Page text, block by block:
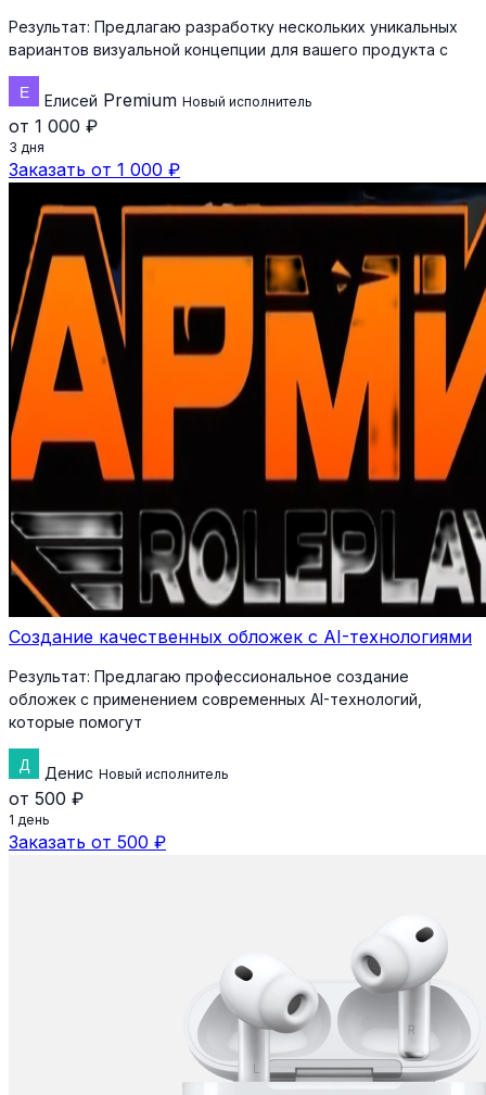
Результат: Предлагаю разработку нескольких уникальных
вариантов визуальной концепции для вашего продукта с
Елисей Premium Новый исполнитель
от 1 000 ₽
3 дня
Заказать от 1 000 ₽
Создание качественных обложек с AI-технологиями
Результат: Предлагаю профессиональное создание
обложек с применением современных AI-технологий,
которые помогут
Денис Новый исполнитель
от 500 ₽
1 день
Заказать от 500 ₽